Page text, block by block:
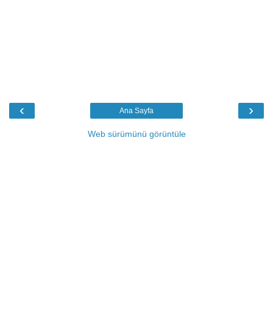
‹ ›
Ana Sayfa
Web sürümünü görüntüle